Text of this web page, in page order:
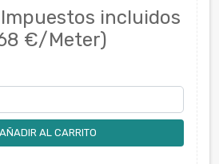
Impuestos incluidos
€/Meter)
AÑADIR AL CARRITO